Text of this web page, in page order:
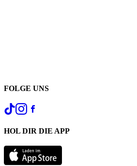
FOLGE UNS
HOL DIR DIE APP